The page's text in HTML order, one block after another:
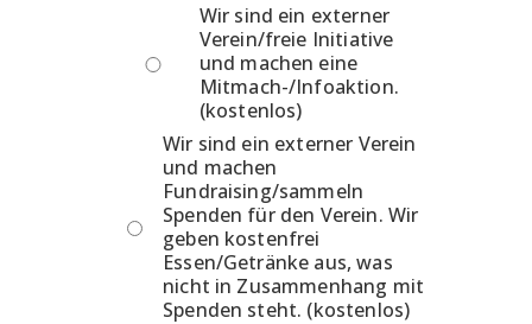
Wir sind ein externer
Verein/freie Initiative
und machen eine
Mitmach-/Infoaktion.
(kostenlos)
Wir sind ein externer Verein
und machen
Fundraising/sammeln
Spenden für den Verein. Wir
geben kostenfrei
Essen/Getränke aus, was
nicht in Zusammenhang mit
Spenden steht. (kostenlos)